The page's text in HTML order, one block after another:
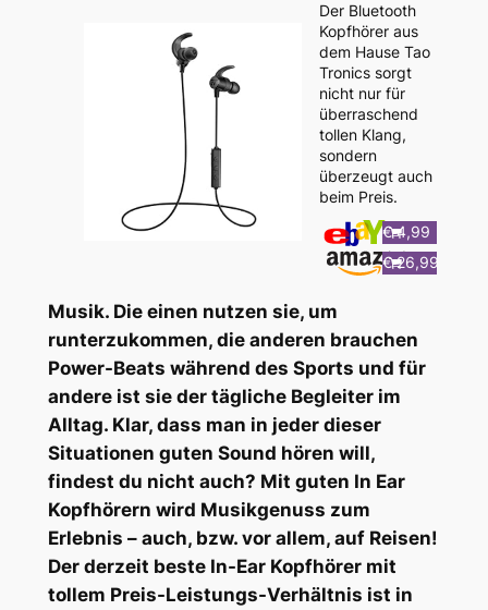
Der Bluetooth
Kopfhörer aus
dem Hause Tao
Tronics sorgt
nicht nur für
überraschend
tollen Klang,
sondern
überzeugt auch
beim Preis.
€ 4,99
€ 26,99
Musik. Die einen nutzen sie, um
runterzukommen, die anderen brauchen
Power-Beats während des Sports und für
andere ist sie der tägliche Begleiter im
Alltag. Klar, dass man in jeder dieser
Situationen guten Sound hören will,
findest du nicht auch? Mit guten In Ear
Kopfhörern wird Musikgenuss zum
Erlebnis – auch, bzw. vor allem, auf Reisen!
Der derzeit beste In-Ear Kopfhörer mit
tollem Preis-Leistungs-Verhältnis ist in